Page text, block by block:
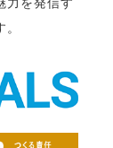
力を発信す